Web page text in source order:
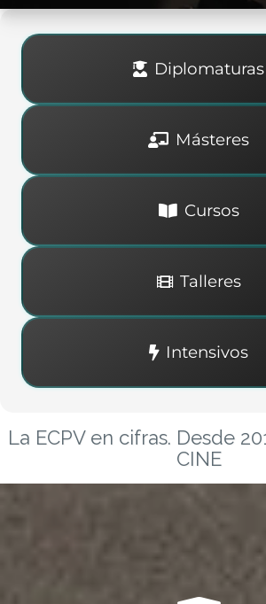
Diplomaturas
Másteres
Cursos
Talleres
Intensivos
La ECPV en cifras. Desde
CINE